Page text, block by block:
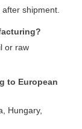
shipment.
or raw
to European
Hungary,